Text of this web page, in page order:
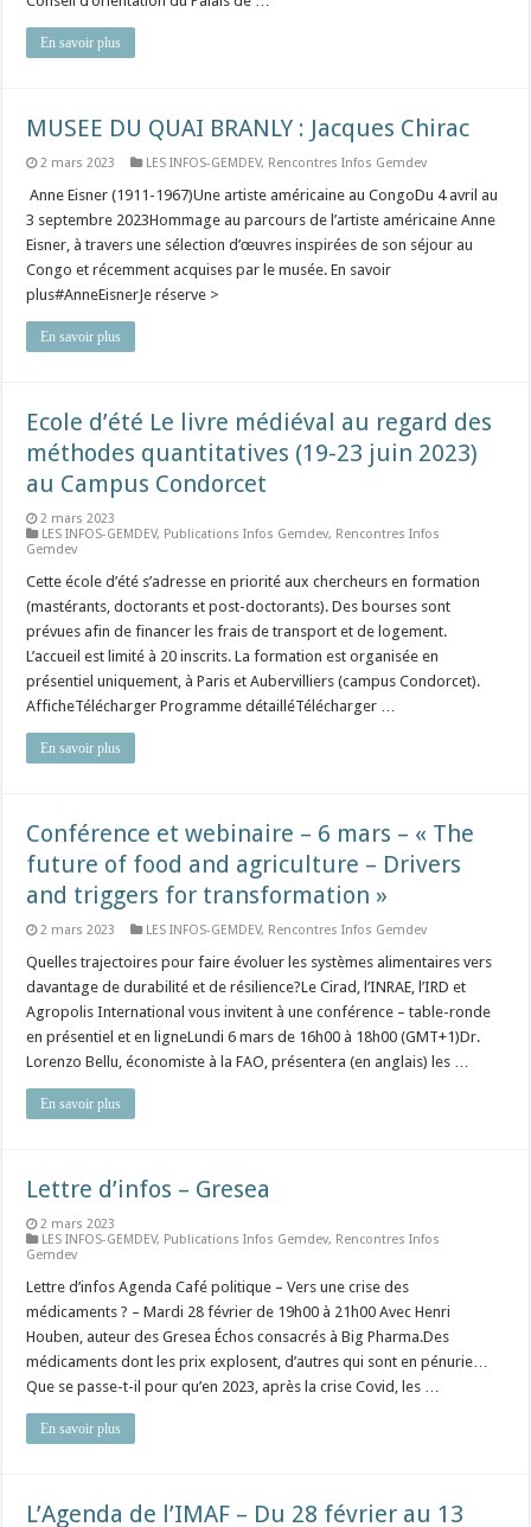
En savoir plus
MUSEE DU QUAI BRANLY : Jacques Chirac
2 mars 2023 LES INFOS-GEMDEV, Rencontres Infos Gemdev
Anne Eisner (1911-1967)Une artiste américaine au CongoDu 4 avril au
3 septembre 2023Hommage au parcours de l’artiste américaine Anne
Eisner, à travers une sélection d’œuvres inspirées de son séjour au
Congo et récemment acquises par le musée. En savoir
plus#AnneEisnerJe réserve >
En savoir plus
Ecole d’été Le livre médiéval au regard des
méthodes quantitatives (19-23 juin 2023)
au Campus Condorcet
2 mars 2023
LES INFOS-GEMDEV, Publications Infos Gemdev, Rencontres Infos
Gemdev
Cette école d’été s’adresse en priorité aux chercheurs en formation
(mastérants, doctorants et post-doctorants). Des bourses sont
prévues afin de financer les frais de transport et de logement.
L’accueil est limité à 20 inscrits. La formation est organisée en
présentiel uniquement, à Paris et Aubervilliers (campus Condorcet).
AfficheTélécharger Programme détailléTélécharger …
En savoir plus
Conférence et webinaire – 6 mars – « The
future of food and agriculture – Drivers
and triggers for transformation »
2 mars 2023 LES INFOS-GEMDEV, Rencontres Infos Gemdev
Quelles trajectoires pour faire évoluer les systèmes alimentaires vers
davantage de durabilité et de résilience?Le Cirad, l’INRAE, l’IRD et
Agropolis International vous invitent à une conférence – table-ronde
en présentiel et en ligneLundi 6 mars de 16h00 à 18h00 (GMT+1)Dr.
Lorenzo Bellu, économiste à la FAO, présentera (en anglais) les …
En savoir plus
Lettre d’infos – Gresea
2 mars 2023
LES INFOS-GEMDEV, Publications Infos Gemdev, Rencontres Infos
Gemdev
Lettre d’infos Agenda Café politique – Vers une crise des
médicaments ? – Mardi 28 février de 19h00 à 21h00 Avec Henri
Houben, auteur des Gresea Échos consacrés à Big Pharma.Des
médicaments dont les prix explosent, d’autres qui sont en pénurie…
Que se passe-t-il pour qu’en 2023, après la crise Covid, les …
En savoir plus
L’Agenda de l’IMAF – Du 28 février au 13